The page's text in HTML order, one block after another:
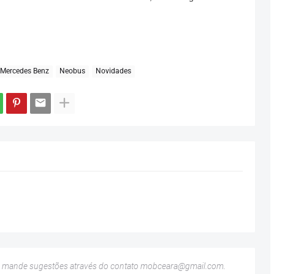
Mercedes Benz Neobus Novidades
sugestões através do contato mobceara@gmail.com